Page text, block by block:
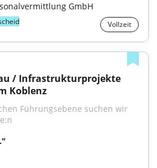
GmbH
Vollzeit
/ Infrastrukturprojekte
Koblenz
Führungsebene suchen wir